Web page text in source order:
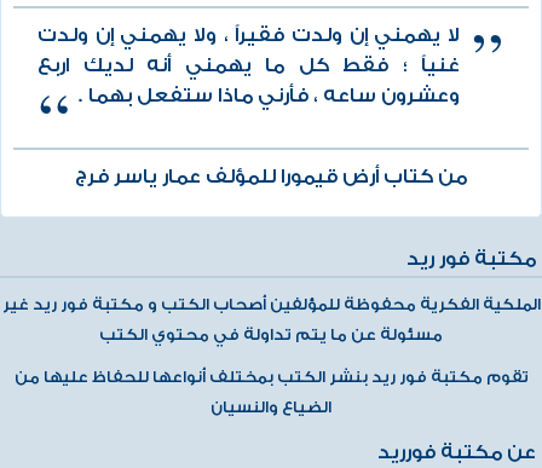
لا يهمني إن ولدت فقيراً ، ولا يهمني إن ولدت
غنياً ؛ فقط كل ما يهمني أنه لديك اربع
وعشرون ساعه ، فأرني ماذا ستفعل بهما .
من كتاب أرض قيمورا للمؤلف عمار ياسر فرج
مكتبة فور ريد
الملكية الفكرية محفوظة للمؤلفين أصحاب الكتب و مكتبة فور ريد غير
مسئولة عن ما يتم تداولة في محتوي الكتب
تقوم مكتبة فور ريد بنشر الكتب بمختلف أنواعها للحفاظ عليها من
الضياع والنسيان
عن مكتبة فورريد